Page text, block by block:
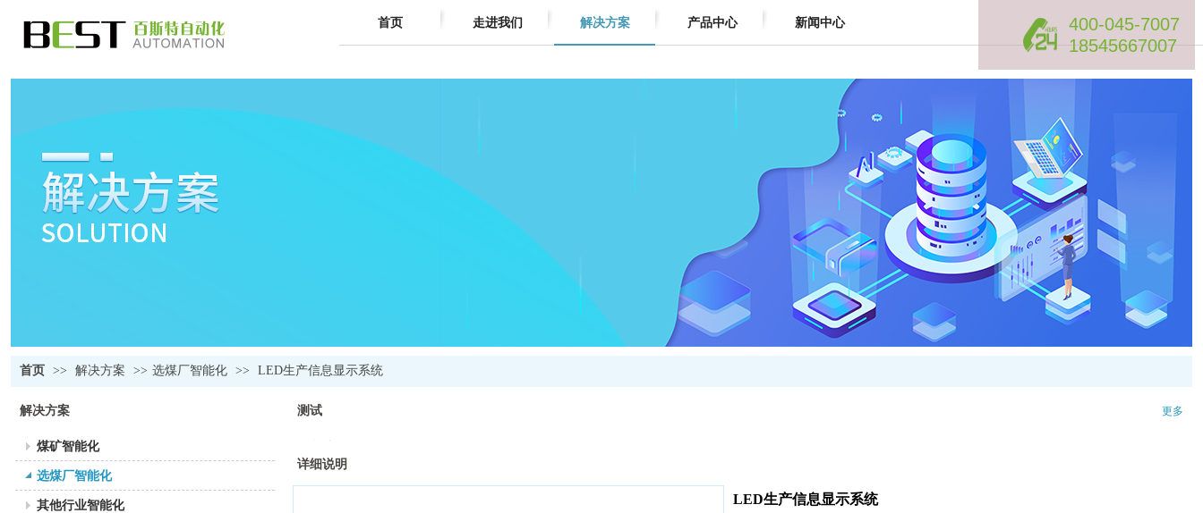
400-045-7007
18545667007
首页 走进我们 解决方案 产品中心 新闻中心
首页 >> 解决方案 >> 选煤厂智能化 >> LED生产信息显示系统
解决方案
煤矿智能化
选煤厂智能化
其他行业智能化
测试 更多
详细说明
LED生产信息显示系统